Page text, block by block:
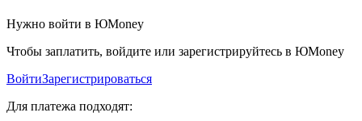
Нужно войти в ЮMoney
Чтобы заплатить, войдите или зарегистрируйтесь в ЮMoney
ВойтиЗарегистрироваться
Для платежа подходят: